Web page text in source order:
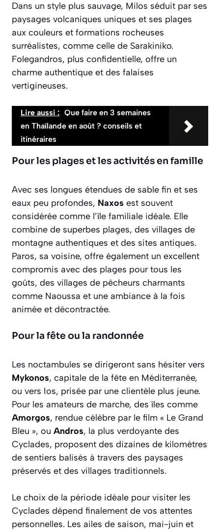
Dans un style plus sauvage, Milos séduit par ses
paysages volcaniques uniques et ses plages
aux couleurs et formations rocheuses
surréalistes, comme celle de Sarakiniko.
Folegandros, plus confidentielle, offre un
charme authentique et des falaises
vertigineuses.
Lire aussi : Que faire en 3 semaines
en Thaïlande en août ? conseils et
itinéraires
Pour les plages et les activités en famille
Avec ses longues étendues de sable fin et ses
eaux peu profondes, Naxos est souvent
considérée comme l’île familiale idéale. Elle
combine de superbes plages, des villages de
montagne authentiques et des sites antiques.
Paros, sa voisine, offre également un excellent
compromis avec des plages pour tous les
goûts, des villages de pêcheurs charmants
comme Naoussa et une ambiance à la fois
animée et décontractée.
Pour la fête ou la randonnée
Les noctambules se dirigeront sans hésiter vers
Mykonos, capitale de la fête en Méditerranée,
ou vers Ios, prisée par une clientèle plus jeune.
Pour les amateurs de marche, des îles comme
Amorgos, rendue célèbre par le film « Le Grand
Bleu », ou Andros, la plus verdoyante des
Cyclades, proposent des dizaines de kilomètres
de sentiers balisés à travers des paysages
préservés et des villages traditionnels.
Le choix de la période idéale pour visiter les
Cyclades dépend finalement de vos attentes
personnelles. Les ailes de saison, mai-juin et